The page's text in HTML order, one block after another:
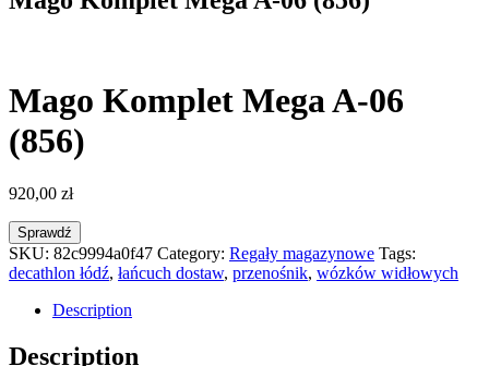
Mago Komplet Mega A-06
(856)
920,00 zł
Sprawdź
SKU: 82c9994a0f47 Category: Regały magazynowe Tags:
decathlon łódź, łańcuch dostaw, przenośnik, wózków widłowych
Description
Description